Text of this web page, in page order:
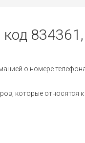
о номере
которые относятся к